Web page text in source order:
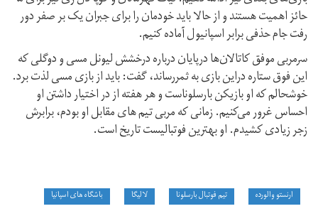
حائز اهمیت هستند و از حالا باید خودمان را برای جبران یک بر صفر دور
رفت جام حذفی برابر اسپانیول آماده کنیم.
سرمربی موفق کاتالان‌ها درپایان درباره درخشش لیونل مسی و دوگلی که
این فوق ستاره دراین بازی به ثمررساند، گفت: باید از بازی مسی لذت برد.
خوشحالم که او بازیکن بارسلوناست و هر هفته از در اختیار داشتن او
احساس غرور می‌کنیم. زمانی که مربی تیم های مقابل او بودم، برابرش
زجر زیادی کشیدم. او بهترین فوتبالیست تاریخ است.
ارنستو والورده تیم فوتبال بارسلونا لالیگا باشگاه های اسپانیا